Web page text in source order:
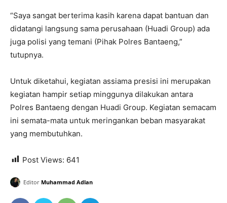
“Saya sangat berterima kasih karena dapat bantuan dan
didatangi langsung sama perusahaan (Huadi Group) ada
juga polisi yang temani (Pihak Polres Bantaeng,”
tutupnya.
Untuk diketahui, kegiatan assiama presisi ini merupakan
kegiatan hampir setiap minggunya dilakukan antara
Polres Bantaeng dengan Huadi Group. Kegiatan semacam
ini semata-mata untuk meringankan beban masyarakat
yang membutuhkan.
Post Views: 641
Editor Muhammad Adlan